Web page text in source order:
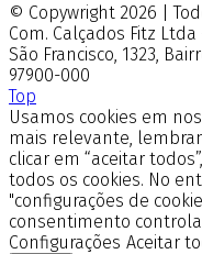
© Copywright 2026 |
Com. Calçados Fitz Ltda
São Francisco, 1323,
97900-000
Top
Usamos cookies em
mais relevante,
clicar em “aceitar
todos os cookies. No
"configurações de
consentimento
Configurações Aceitar